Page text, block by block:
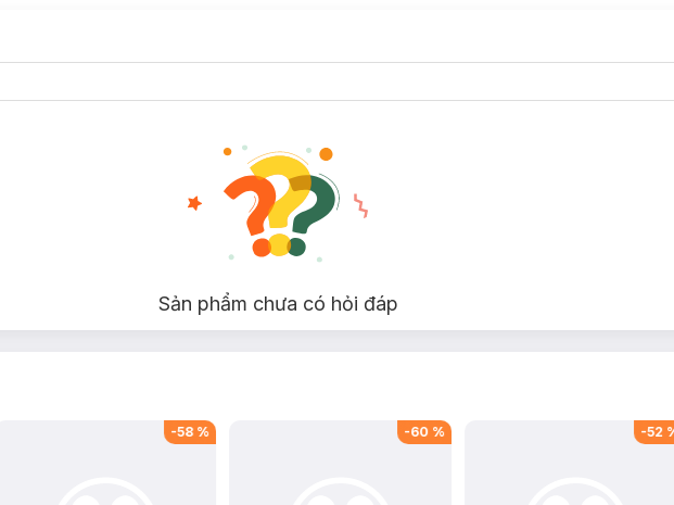
Sản phẩm chưa có hỏi đáp
-58 % -60% -52